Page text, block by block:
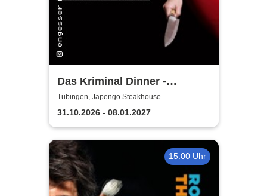
Das Kriminal Dinner -
Sherlock Holmes
Tübingen, Japengo Steakhouse
31.10.2026 - 08.01.2027
15:00 Uhr